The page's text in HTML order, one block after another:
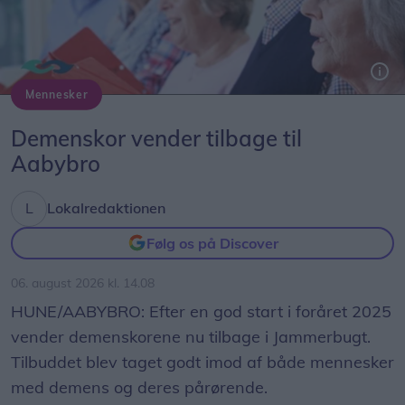
Charlotte sagde ja
Da Tage en dag spurgte hende, om hun havde
lyst til at komme i lære som blomsterbinder, var
Mennesker
Demenskor vender tilbage til
Aabybro
Lokalredaktionen
Følg os på Discover
06. august 2026 kl. 14.08
HUNE/AABYBRO: Efter en god start i foråret 2025
vender demenskorene nu tilbage i Jammerbugt.
Tilbuddet blev taget godt imod af både mennesker
med demens og deres pårørende.